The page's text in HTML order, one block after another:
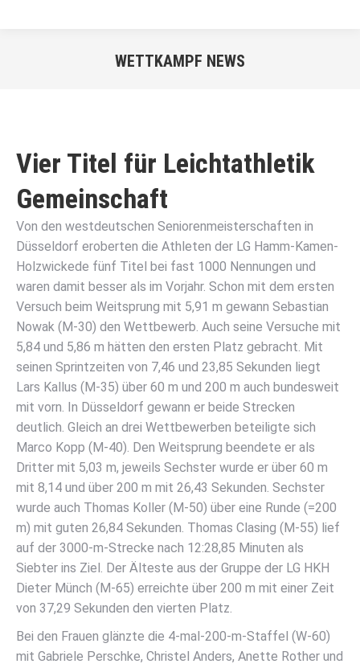
WETTKAMPF NEWS
Vier Titel für Leichtathletik
Gemeinschaft
Von den westdeutschen Seniorenmeisterschaften in
Düsseldorf eroberten die Athleten der LG Hamm-Kamen-
Holzwickede fünf Titel bei fast 1000 Nennungen und
waren damit besser als im Vorjahr. Schon mit dem ersten
Versuch beim Weitsprung mit 5,91 m gewann Sebastian
Nowak (M-30) den Wettbewerb. Auch seine Versuche mit
5,84 und 5,86 m hätten den ersten Platz gebracht. Mit
seinen Sprintzeiten von 7,46 und 23,85 Sekunden liegt
Lars Kallus (M-35) über 60 m und 200 m auch bundesweit
mit vorn. In Düsseldorf gewann er beide Strecken
deutlich. Gleich an drei Wettbewerben beteiligte sich
Marco Kopp (M-40). Den Weitsprung beendete er als
Dritter mit 5,03 m, jeweils Sechster wurde er über 60 m
mit 8,14 und über 200 m mit 26,43 Sekunden. Sechster
wurde auch Thomas Koller (M-50) über eine Runde (=200
m) mit guten 26,84 Sekunden. Thomas Clasing (M-55) lief
auf der 3000-m-Strecke nach 12:28,85 Minuten als
Siebter ins Ziel. Der Älteste aus der Gruppe der LG HKH
Dieter Münch (M-65) erreichte über 200 m mit einer Zeit
von 37,29 Sekunden den vierten Platz.
Bei den Frauen glänzte die 4-mal-200-m-Staffel (W-60)
mit Gabriele Perschke, Christel Anders, Anette Rother und